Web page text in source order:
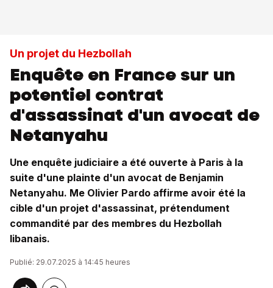
Un projet du Hezbollah
Enquête en France sur un
potentiel contrat
d'assassinat d'un avocat de
Netanyahu
Une enquête judiciaire a été ouverte à Paris à la
suite d'une plainte d'un avocat de Benjamin
Netanyahu. Me Olivier Pardo affirme avoir été la
cible d'un projet d'assassinat, prétendument
commandité par des membres du Hezbollah
libanais.
Publié: 29.07.2025 à 14:45 heures